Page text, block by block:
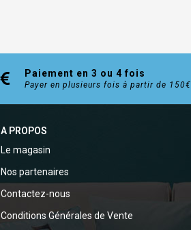
Paiement en 3 ou 4 fois
Payer en plusieurs fois à partir de 150€
A PROPOS
Le magasin
Nos partenaires
Contactez-nous
Conditions Générales de Vente